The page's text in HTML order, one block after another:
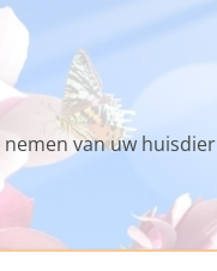
van uw huisdier